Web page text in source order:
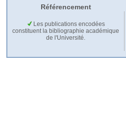
Référencement
Les publications encodées
constituent la bibliographie académique
de l'Université.